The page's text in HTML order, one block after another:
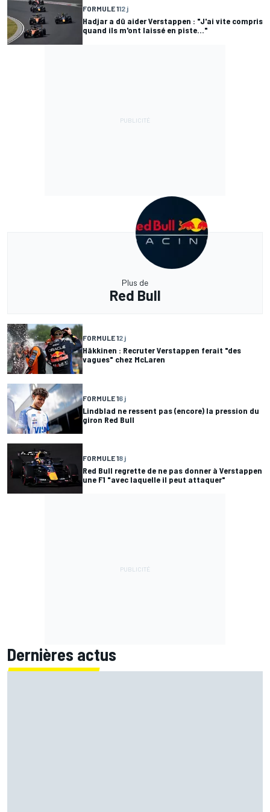
FORMULE 112 j
Hadjar a dû aider Verstappen : "J'ai vite compris
quand ils m'ont laissé en piste..."
Plus de
Red Bull
FORMULE 12 j
Häkkinen : Recruter Verstappen ferait "des
vagues" chez McLaren
FORMULE 16 j
Lindblad ne ressent pas (encore) la pression du
giron Red Bull
FORMULE 18 j
Red Bull regrette de ne pas donner à Verstappen
une F1 "avec laquelle il peut attaquer"
Dernières actus